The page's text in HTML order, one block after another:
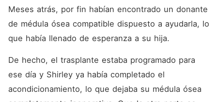
Meses atrás, por fin habían encontrado un donante
de médula ósea compatible dispuesto a ayudarla, lo
que había llenado de esperanza a su hija.
De hecho, el trasplante estaba programado para
ese día y Shirley ya había completado el
acondicionamiento, lo que dejaba su médula ósea